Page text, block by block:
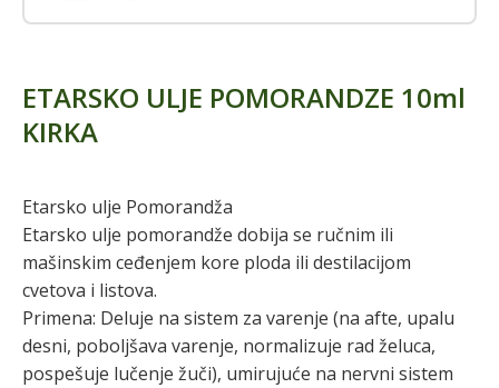
ETARSKO ULJE POMORANDZE 10ml
KIRKA
Etarsko ulje Pomorandža
Etarsko ulje pomorandže dobija se ručnim ili
mašinskim ceđenjem kore ploda ili destilacijom
cvetova i listova.
Primena: Deluje na sistem za varenje (na afte, upalu
desni, poboljšava varenje, normalizuje rad želuca,
pospešuje lučenje žuči), umirujuće na nervni sistem